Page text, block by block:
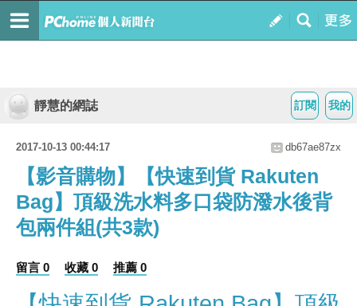
我的
訂閱
靜慧的網誌
2017-10-13 00:44:17 db67ae87zx
【影音購物】【快速到貨 Rakuten
Bag】頂級洗水料多口袋防潑水後背
包兩件組(共3款)
留言 0 收藏 0 推薦 0